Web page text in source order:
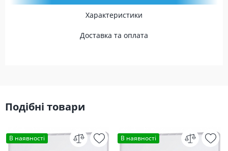
Характеристики
Доставка та оплата
Подібні товари
В наявності В наявності